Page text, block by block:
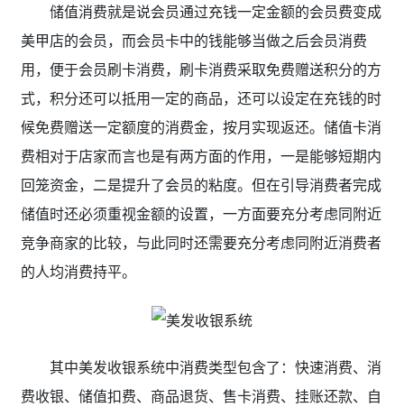
储值消费就是说会员通过充钱一定金额的会员费变成
美甲店的会员，而会员卡中的钱能够当做之后会员消费
用，便于会员刷卡消费，刷卡消费采取免费赠送积分的方
式，积分还可以抵用一定的商品，还可以设定在充钱的时
候免费赠送一定额度的消费金，按月实现返还。储值卡消
费相对于店家而言也是有两方面的作用，一是能够短期内
回笼资金，二是提升了会员的粘度。但在引导消费者完成
储值时还必须重视金额的设置，一方面要充分考虑同附近
竞争商家的比较，与此同时还需要充分考虑同附近消费者
的人均消费持平。
其中美发收银系统中消费类型包含了：快速消费、消
费收银、储值扣费、商品退货、售卡消费、挂账还款、自